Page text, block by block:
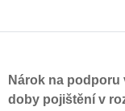
Nárok na
doby pojištění v